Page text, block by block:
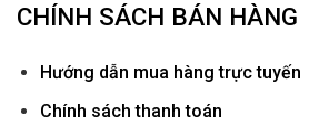
CHÍNH SÁCH BÁN HÀNG
Hướng dẫn mua hàng trực tuyến
Chính sách thanh toán